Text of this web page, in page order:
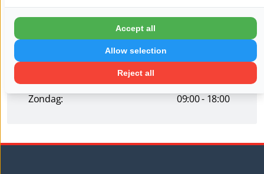
Dinsdag:
09:00 - 22:00
Vrijdag:
09:00 - 22:00
Zaterdag:
09:00 - 22:00
Zondag:
09:00 - 18:00
Reject all
Allow selection
Accept all